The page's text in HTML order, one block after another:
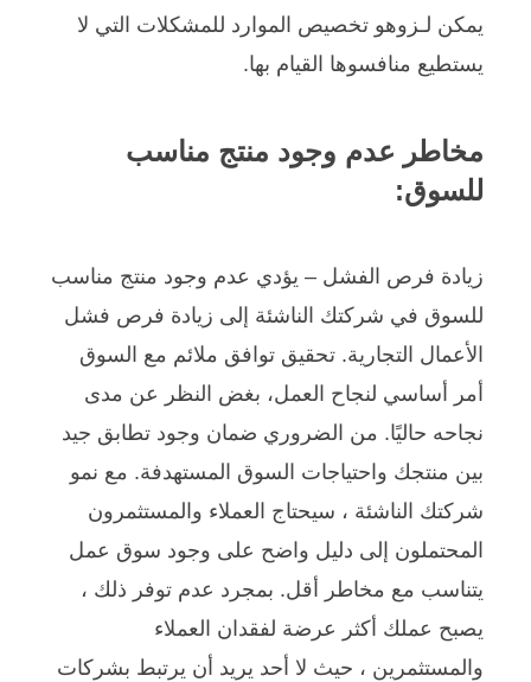
يمكن لـزوهو تخصيص الموارد للمشكلات التي لا
يستطيع منافسوها القيام بها.
مخاطر عدم وجود منتج مناسب
للسوق:
زيادة فرص الفشل – يؤدي عدم وجود منتج مناسب
للسوق في شركتك الناشئة إلى زيادة فرص فشل
الأعمال التجارية. تحقيق توافق ملائم مع السوق
أمر أساسي لنجاح العمل، بغض النظر عن مدى
نجاحه حاليًا. من الضروري ضمان وجود تطابق جيد
بين منتجك واحتياجات السوق المستهدفة. مع نمو
شركتك الناشئة ، سيحتاج العملاء والمستثمرون
المحتملون إلى دليل واضح على وجود سوق عمل
يتناسب مع مخاطر أقل. بمجرد عدم توفر ذلك ،
يصبح عملك أكثر عرضة لفقدان العملاء
والمستثمرين ، حيث لا أحد يريد أن يرتبط بشركات